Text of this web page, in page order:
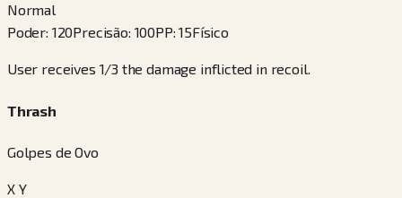
Normal
Poder: 120Precisão: 100PP:15Físico
User receives 1/3 the damage inflicted in recoil.
Thrash
Golpes de Ovo
X Y